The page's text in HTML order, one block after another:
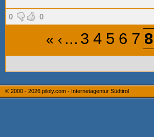
0 0
« ‹ ... 3 4 5 6 7 8
© 2000 - 2026 piloly.com - Internetagentur Südtirol